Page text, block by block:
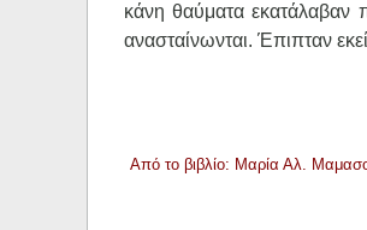
κάνη θαύματα εκατάλαβαν
ανασταίνωνται. Έπιπταν
Από το βιβλίο: Μαρία Αλ.